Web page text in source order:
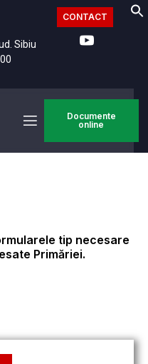
Sibiu
CONTACT
Documente
online
tip necesare
Primăriei.